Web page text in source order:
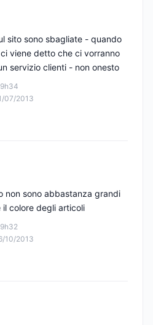
07/2013
sito sono sbagliate - quando
viene detto che ci vorranno
servizio clienti - non onesto
10/2013
non sono abbastanza grandi
colore degli articoli